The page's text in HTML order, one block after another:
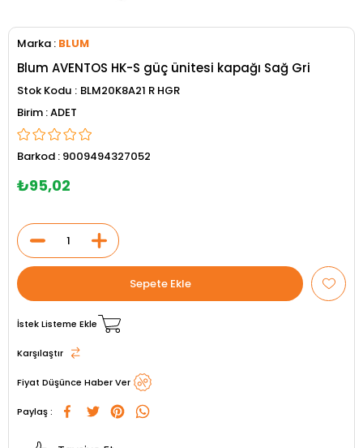
Marka : BLUM
Blum AVENTOS HK-S güç ünitesi kapağı Sağ Gri
Stok Kodu
BLM20K8A21 R HGR
ADET
Barkod : 9009494327052
₺95,02
İstek Listeme Ekle
Karşılaştır
Fiyat Düşünce Haber Ver
Paylaş :